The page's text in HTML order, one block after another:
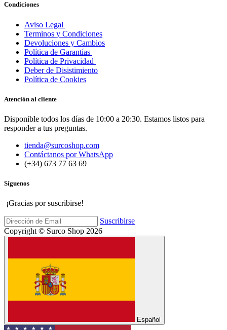
Condiciones
Aviso Legal
Terminos y Condiciones
Devoluciones y Cambios
Política de Garantías
Política de Privacidad
Deber de Disistimiento
Política de Cookies
Atención al cliente
Disponible todos los días de 10:00 a 20:30. Estamos listos para
responder a tus preguntas.
tienda@surcoshop.com
Contáctanos por WhatsApp
(+34) 673 77 63 69
Síguenos
¡Gracias por suscribirse!
Suscribirse
Copyright © Surco Shop 2026
Español